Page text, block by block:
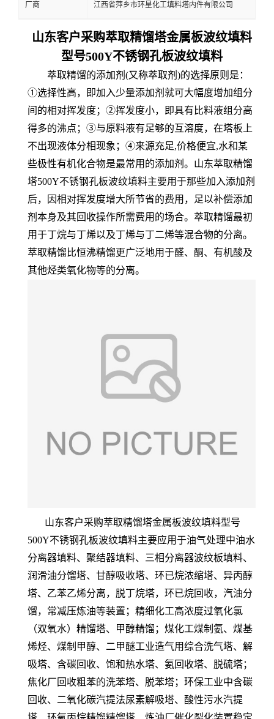
厂商 江西省萍乡市环星化工填料塔内件有限公司
山东客户采购萃取精馏塔金属板波纹填料
型号500Y不锈钢孔板波纹填料
萃取精馏的添加剂(又称萃取剂)的选择原则是：
①选择性高，即加入少量添加剂就可大幅度增加组分
间的相对挥发度；②挥发度小，即具有比料液组分高
得多的沸点；③与原料液有足够的互溶度，在塔板上
不出现液体分相现象；④来源充足,价格便宜,水和某
些极性有机化合物是最常用的添加剂。山东萃取精馏
塔500Y不锈钢孔板波纹填料主要用于那些加入添加剂
后，因相对挥发度增大所节省的费用，足以补偿添加
剂本身及其回收操作所需费用的场合。萃取精馏最初
用于丁烷与丁烯以及丁烯与丁二烯等混合物的分离。
萃取精馏比恒沸精馏更广泛地用于醛、酮、有机酸及
其他烃类氧化物等的分离。
山东客户采购萃取精馏塔金属板波纹填料型号
500Y不锈钢孔板波纹填料主要应用于油气处理中油水
分离器填料、聚结器填料、三相分离器波纹板填料、
润滑油分馏塔、甘醇吸收塔、环已烷浓缩塔、异丙醇
塔、乙苯乙烯分离，脱丁烷塔，环已烷回收，汽油分
馏，常减压炼油等装置；精细化工高浓度过氧化氯
（双氧水）精馏塔、甲醇精馏；煤化工煤制氨、煤基
烯烃、煤制甲醇、二甲醚工业造气用综合洗气塔、解
吸塔、含碳回收、饱和热水塔、氨回收塔、脱硫塔；
焦化厂回收粗苯的洗苯塔、脱苯塔；环保工业中含碳
回收、二氧化碳汽提法尿素解吸塔、酸性污水汽提